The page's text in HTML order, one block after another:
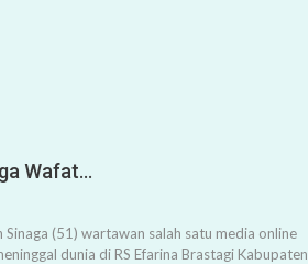
Wafat…
(51) wartawan salah satu media online
dunia di RS Efarina Brastagi Kabupaten